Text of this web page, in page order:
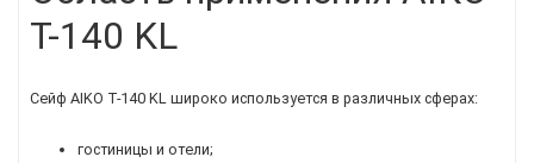
T-140 KL
Сейф AIKO T-140 KL широко используется в различных сферах:
гостиницы и отели;